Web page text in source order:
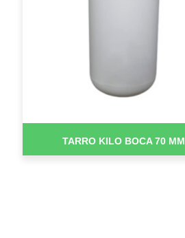
TARRO KILO BOCA 70 MM